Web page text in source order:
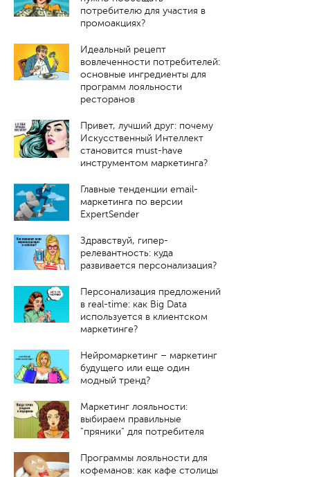
потребителю для участия в
промоакциях?
Идеальный рецепт
вовлеченности потребителей:
основные ингредиенты для
программ лояльности
ресторанов
Привет, лучший друг: почему
Искусственный Интеллект
становится must-have
инструментом маркетинга?
Главные тенденции email-
маркетинга по версии
ExpertSender
Здравствуй, гипер-
релевантность: куда
развивается персонализация?
Персонализация предложений
в real-time: как Big Data
используется в клиентском
маркетинге?
Нейромаркетинг – маркетинг
будущего или еще один
модный тренд?
Маркетинг лояльности:
выбираем правильные
"пряники" для потребителя
Программы лояльности для
кофеманов: как кафе столицы